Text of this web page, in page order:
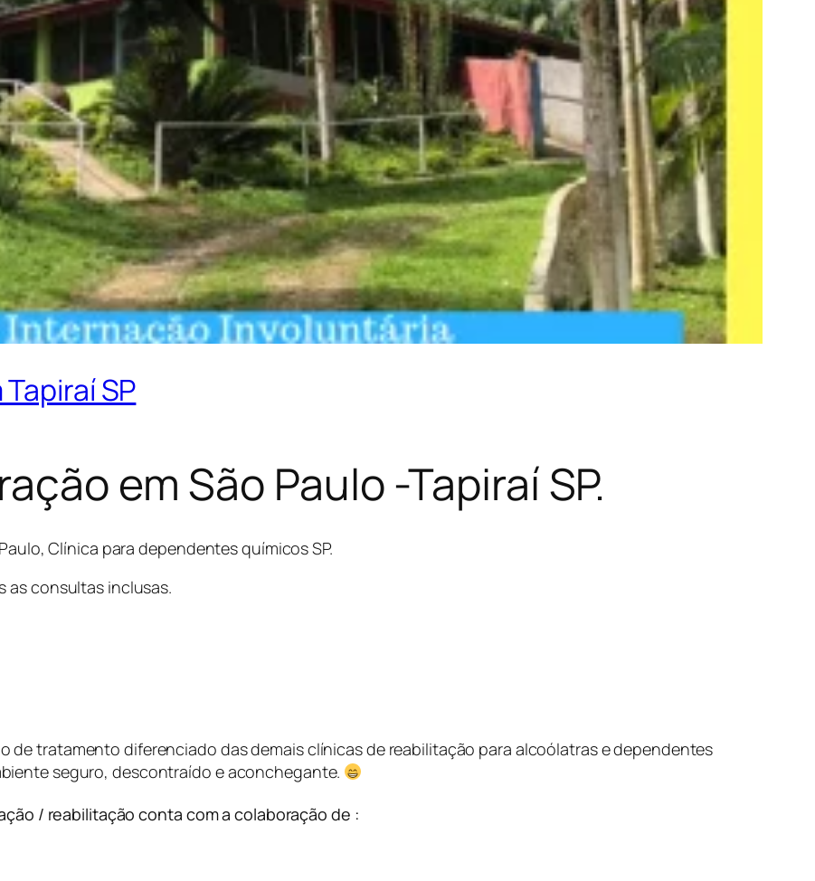
SP
em São Paulo -Tapiraí SP.
Clínica para dependentes químicos SP.
as consultas inclusas.
tratamento diferenciado das demais clínicas de reabilitação para alcoólatras e dependentes
seguro, descontraído e aconchegante.
/ reabilitação conta com a colaboração de :